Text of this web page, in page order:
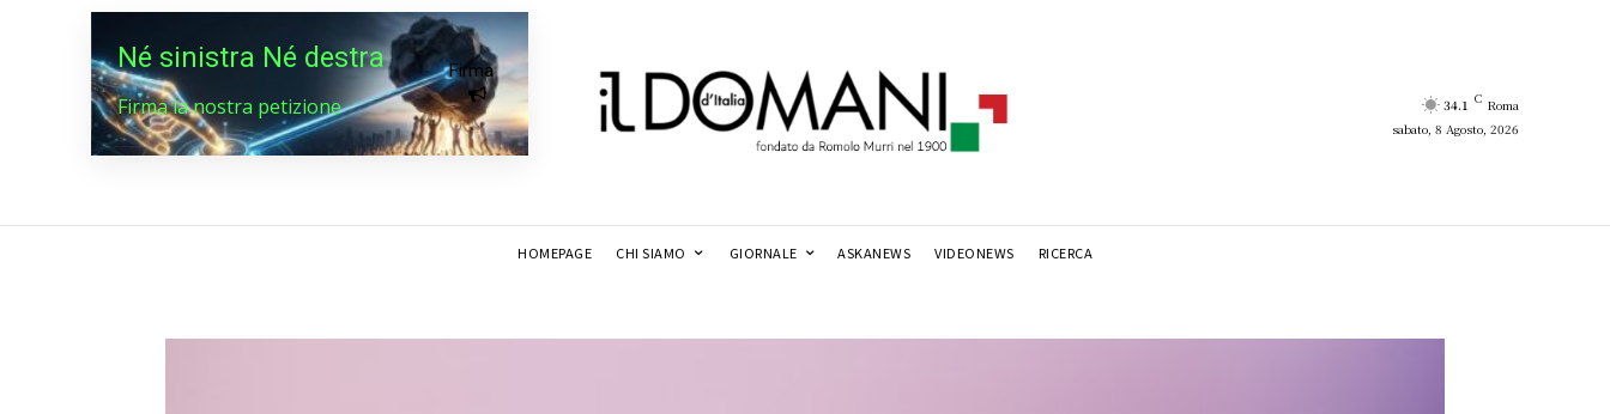
Né sinistra Né destra
Firma la nostra petizione
Firma
34.1 C Roma
sabato, 8 Agosto, 2026
HOMEPAGE CHI SIAMO GIORNALE ASKANEWS VIDEONEWS RICERCA